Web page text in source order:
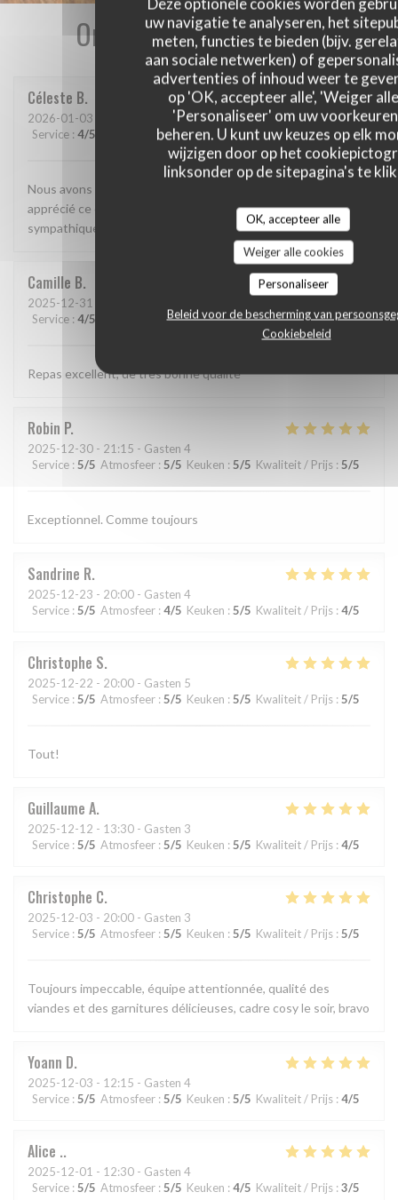
uw navigatie te analyseren, het
meten, functies te bieden (bijv.
aan sociale netwerken) of
advertenties of inhoud weer te
op 'OK, accepteer alle', 'Weiger
'Personaliseer' om uw
beheren. U kunt uw keuzes op elk
wijzigen door op het
linksonder op de sitepagina's te
OK, accepteer alle
Weiger alle cookies
Personaliseer
Beleid voor de bescherming van
Cookiebeleid
Onze gastbeoordelingen
Céleste B
2026-01-03 - 20:00 - Gasten 2
Service : 4/5 :4/5 Keuken: 5/5 Kwaliteit / Prijs : 4/5
Nous avons découvert ce restaurant et avons beaucoup
apprécié ce que nous avons mangé. Le personnel était très
sympathique et attentionné. On reviendra
Camille B
2025-12-31
Service : 4/5 4/5 Keuken:5/5 Kwaliteit / Prijs:4/5
Repas excellent, de très bonne qualité
Robin P
2025-12-30 - 21:15 - Gasten 4
Service : 5/5 Atmosfeer : 5/5 Keuken : 5/5 Kwaliteit / Prijs : 5/5
Exceptionnel. Comme toujours
Sandrine R
2025-12-23 - 20:00 - Gasten 4
Service : 5/5 Atmosfeer : 4/5 Keuken : 5/5 Kwaliteit / Prijs : 4/5
Christophe S
2025-12-22 - 20:00 - Gasten 5
Service : 5/5 Atmosfeer : 5/5 Keuken : 5/5 Kwaliteit / Prijs : 5/5
Tout!
Guillaume A
2025-12-12 - 13:30 - Gasten 3
Service : 5/5 Atmosfeer : 5/5 Keuken : 5/5 Kwaliteit / Prijs : 4/5
Christophe C
2025-12-03 - 20:00 - Gasten 3
Service : 5/5 Atmosfeer : 5/5 Keuken : 5/5 Kwaliteit / Prijs : 5/5
Toujours impeccable, équipe attentionnée, qualité des
viandes et des garnitures délicieuses, cadre cosy le soir, bravo
Yoann D
2025-12-03 - 12:15 - Gasten 4
Service : 5/5 Atmosfeer : 5/5 Keuken : 5/5 Kwaliteit / Prijs : 4/5
Alice .
2025-12-01 - 12:30 - Gasten 4
Service : 5/5 Atmosfeer : 5/5 Keuken : 4/5 Kwaliteit / Prijs : 3/5